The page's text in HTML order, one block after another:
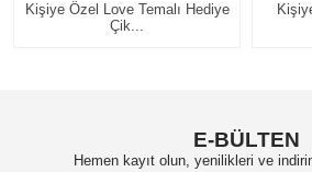
Kişiye Özel En Güzel Selfie
Hediye...
E-BÜLTEN
Hemen kayıt olun, yenilikleri ve